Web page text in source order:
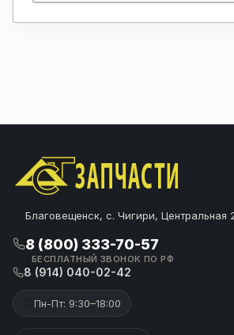
Благовещенск, с. Чигири, Центральная
8 (800) 333-70-57
БЕСПЛАТНЫЙ ЗВОНОК ПО РФ
8 (914) 040-02-42
Пн-Пт: 9:30–18:00